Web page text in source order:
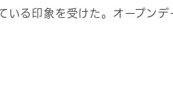
いる印象を受けた。オープンデ